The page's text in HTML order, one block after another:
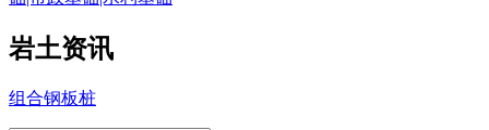
岩土资讯
组合钢板桩